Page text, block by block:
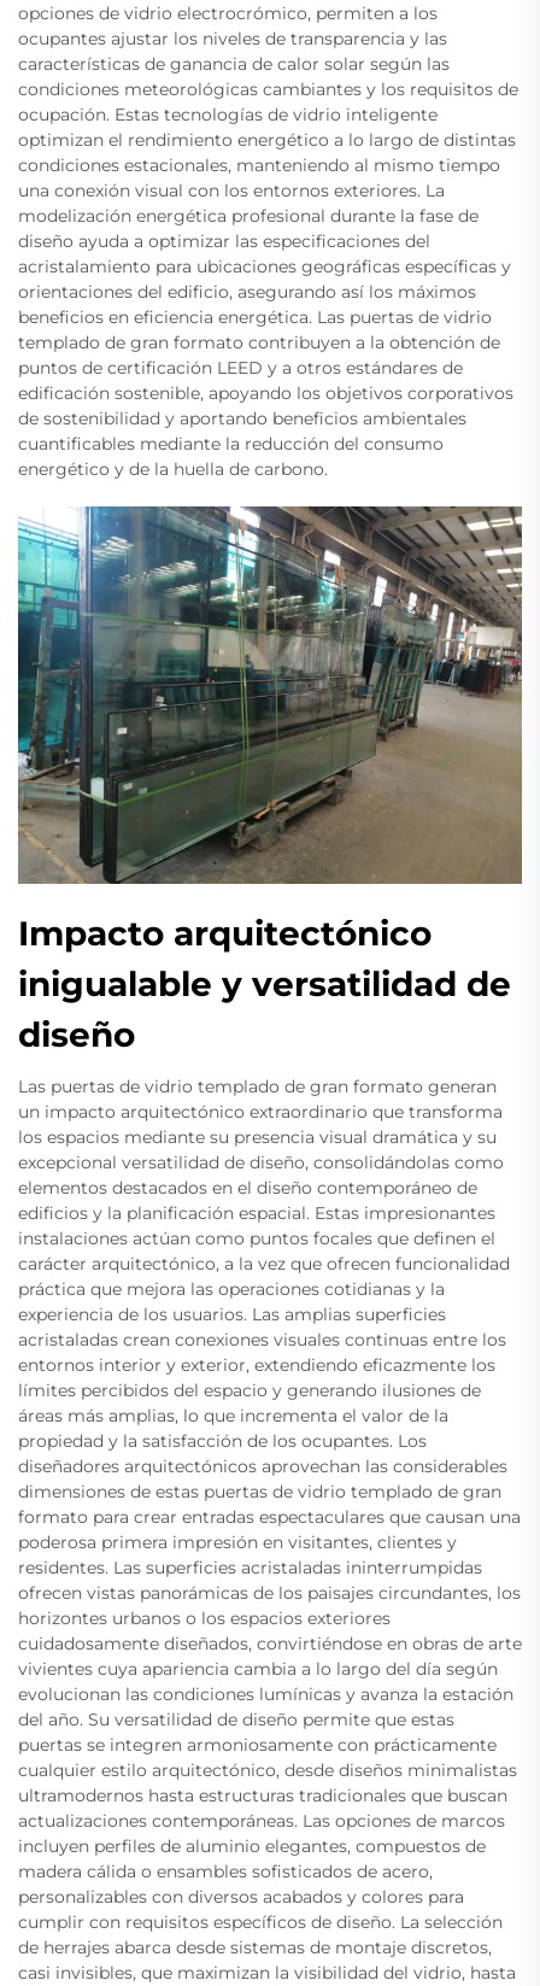
opciones de vidrio electrocrómico, permiten a los
ocupantes ajustar los niveles de transparencia y las
características de ganancia de calor solar según las
condiciones meteorológicas cambiantes y los requisitos de
ocupación. Estas tecnologías de vidrio inteligente
optimizan el rendimiento energético a lo largo de distintas
condiciones estacionales, manteniendo al mismo tiempo
una conexión visual con los entornos exteriores. La
modelización energética profesional durante la fase de
diseño ayuda a optimizar las especificaciones del
acristalamiento para ubicaciones geográficas específicas y
orientaciones del edificio, asegurando así los máximos
beneficios en eficiencia energética. Las puertas de vidrio
templado de gran formato contribuyen a la obtención de
puntos de certificación LEED y a otros estándares de
edificación sostenible, apoyando los objetivos corporativos
de sostenibilidad y aportando beneficios ambientales
cuantificables mediante la reducción del consumo
energético y de la huella de carbono.
Impacto arquitectónico
inigualable y versatilidad de
diseño
Las puertas de vidrio templado de gran formato generan
un impacto arquitectónico extraordinario que transforma
los espacios mediante su presencia visual dramática y su
excepcional versatilidad de diseño, consolidándolas como
elementos destacados en el diseño contemporáneo de
edificios y la planificación espacial. Estas impresionantes
instalaciones actúan como puntos focales que definen el
carácter arquitectónico, a la vez que ofrecen funcionalidad
práctica que mejora las operaciones cotidianas y la
experiencia de los usuarios. Las amplias superficies
acristaladas crean conexiones visuales continuas entre los
entornos interior y exterior, extendiendo eficazmente los
límites percibidos del espacio y generando ilusiones de
áreas más amplias, lo que incrementa el valor de la
propiedad y la satisfacción de los ocupantes. Los
diseñadores arquitectónicos aprovechan las considerables
dimensiones de estas puertas de vidrio templado de gran
formato para crear entradas espectaculares que causan una
poderosa primera impresión en visitantes, clientes y
residentes. Las superficies acristaladas ininterrumpidas
ofrecen vistas panorámicas de los paisajes circundantes, los
horizontes urbanos o los espacios exteriores
cuidadosamente diseñados, convirtiéndose en obras de arte
vivientes cuya apariencia cambia a lo largo del día según
evolucionan las condiciones lumínicas y avanza la estación
del año. Su versatilidad de diseño permite que estas
puertas se integren armoniosamente con prácticamente
cualquier estilo arquitectónico, desde diseños minimalistas
ultramodernos hasta estructuras tradicionales que buscan
actualizaciones contemporáneas. Las opciones de marcos
incluyen perfiles de aluminio elegantes, compuestos de
madera cálida o ensambles sofisticados de acero,
personalizables con diversos acabados y colores para
cumplir con requisitos específicos de diseño. La selección
de herrajes abarca desde sistemas de montaje discretos,
casi invisibles, que maximizan la visibilidad del vidrio, hasta